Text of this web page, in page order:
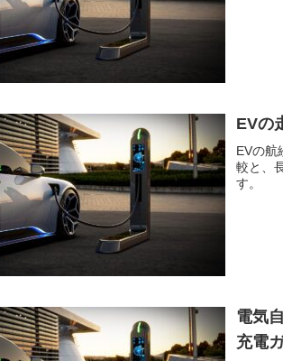
EVの
EVの航
較と、
す。
電気
充電